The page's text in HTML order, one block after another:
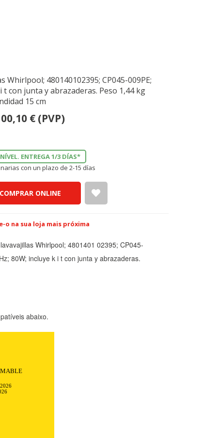
Whirlpool; 480140102395; CP045-009PE;
t con junta y abrazaderas. Peso 1,44 kg
15 cm
€ (PVP)
ENTREGA 1/3 DÍAS*
con un plazo de 2-15 días
ONLINE
o na sua loja mais próxima
Whirlpool; 4801401 02395; CP045-
80W; incluye k i t con junta y abrazaderas.
abaixo.
transcurrió